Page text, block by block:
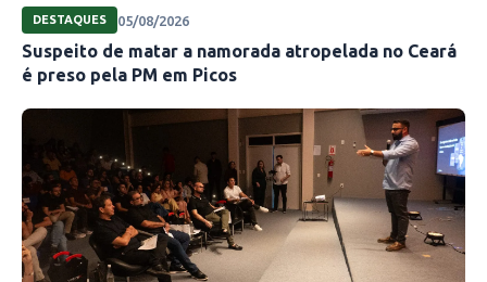
DESTAQUES 05/08/2026
Suspeito de matar a namorada atropelada no Ceará
é preso pela PM em Picos